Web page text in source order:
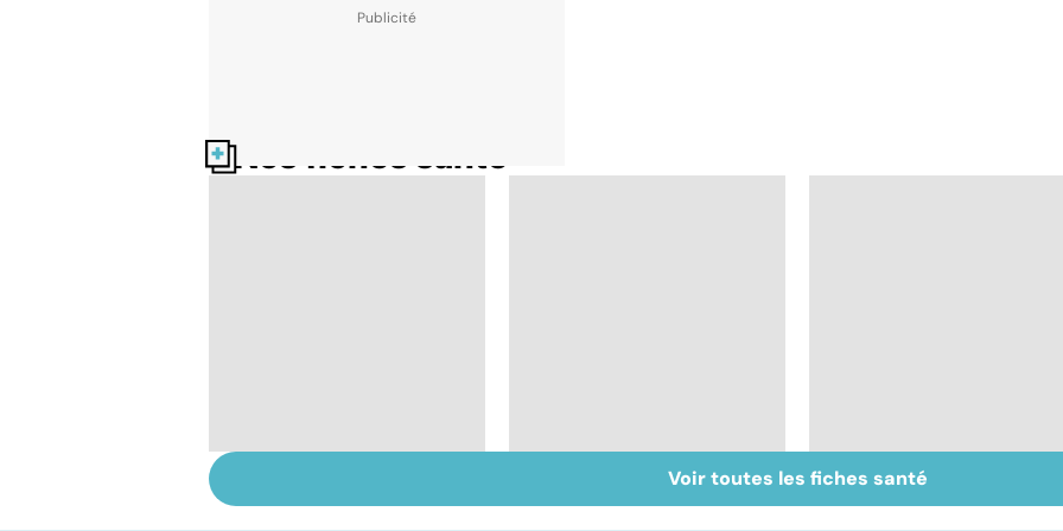
Nos fiches santé
cancer de la vessie
Exostose osseuse :
des bosses sous la
Mélanome : le plus
redouté des cancers
Voir toutes les fiches santé